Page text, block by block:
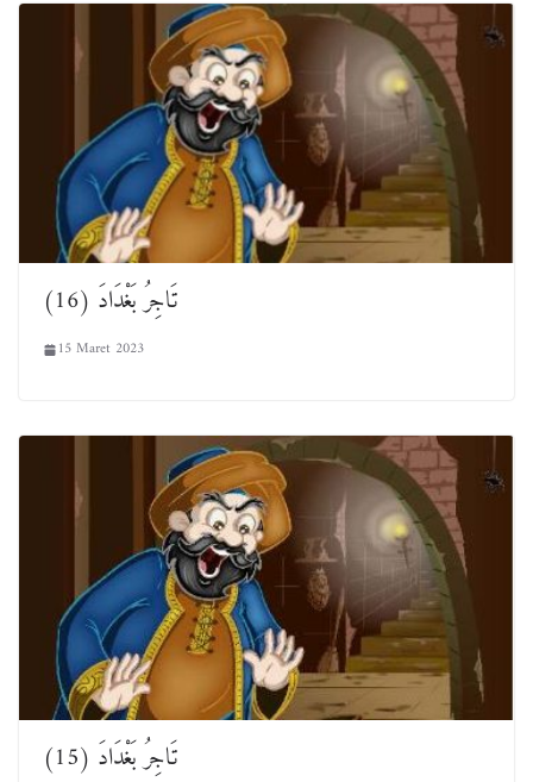
تَاجِرُ بَغْدَادَ (16)
15 Maret 2023
تَاجِرُ بَغْدَادَ (15)